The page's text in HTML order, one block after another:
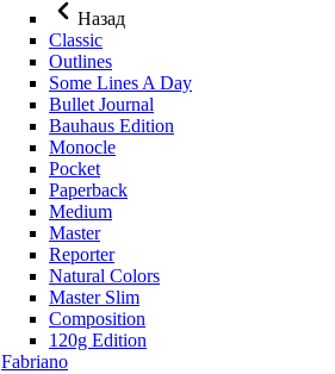
Назад
Classic
Outlines
Some Lines A Day
Bullet Journal
Bauhaus Edition
Monocle
Pocket
Paperback
Medium
Master
Reporter
Natural Colors
Master Slim
Composition
120g Edition
Fabriano